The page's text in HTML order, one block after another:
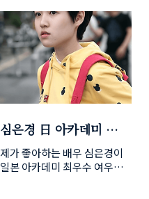
심은경 日 아카데미 여
우주연상 (한국배우 최
초)
제가 좋아하는 배우 심은경이
일본 아카데미 최우수 여우주